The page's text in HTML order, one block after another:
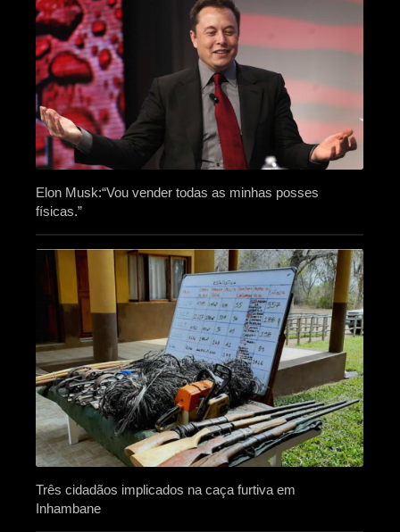
Elon Musk:“Vou vender todas as minhas posses
físicas.”
Três cidadãos implicados na caça furtiva em
Inhambane